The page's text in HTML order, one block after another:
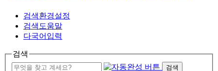
검색환경설정
검색도움말
다국어입력
검색
검색